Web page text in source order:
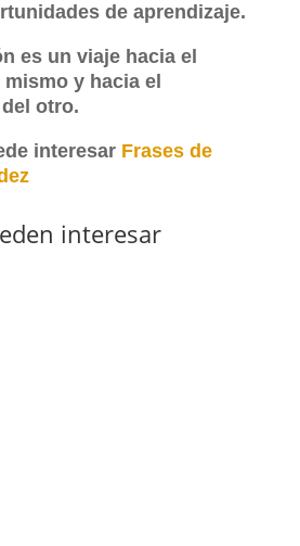
de aprendizaje.
es un viaje hacia el
y hacia el
otro.
interesar Frases de
interesar